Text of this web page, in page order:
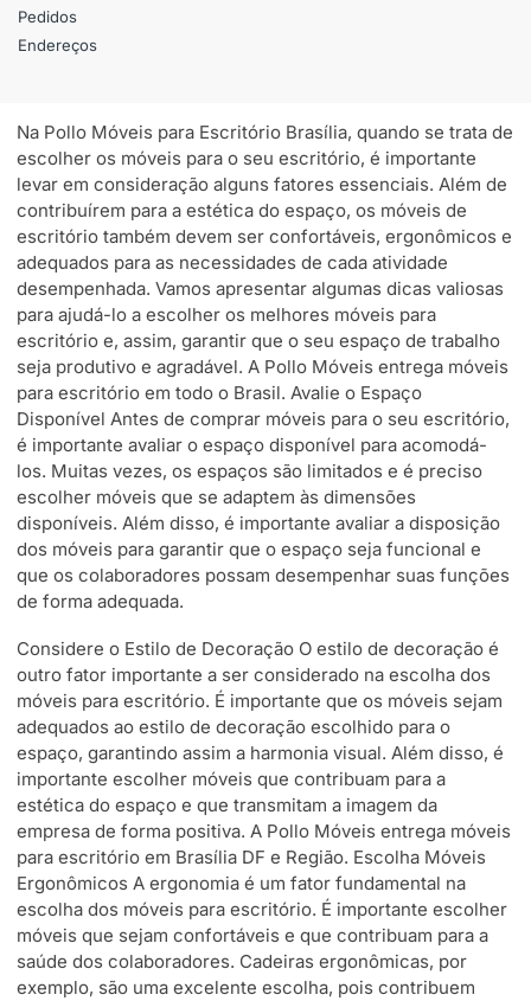
Pedidos
Endereços
Na Pollo Móveis para Escritório Brasília, quando se trata de
escolher os móveis para o seu escritório, é importante
levar em consideração alguns fatores essenciais. Além de
contribuírem para a estética do espaço, os móveis de
escritório também devem ser confortáveis, ergonômicos e
adequados para as necessidades de cada atividade
desempenhada. Vamos apresentar algumas dicas valiosas
para ajudá-lo a escolher os melhores móveis para
escritório e, assim, garantir que o seu espaço de trabalho
seja produtivo e agradável. A Pollo Móveis entrega móveis
para escritório em todo o Brasil. Avalie o Espaço
Disponível Antes de comprar móveis para o seu escritório,
é importante avaliar o espaço disponível para acomodá-
los. Muitas vezes, os espaços são limitados e é preciso
escolher móveis que se adaptem às dimensões
disponíveis. Além disso, é importante avaliar a disposição
dos móveis para garantir que o espaço seja funcional e
que os colaboradores possam desempenhar suas funções
de forma adequada.
Considere o Estilo de Decoração O estilo de decoração é
outro fator importante a ser considerado na escolha dos
móveis para escritório. É importante que os móveis sejam
adequados ao estilo de decoração escolhido para o
espaço, garantindo assim a harmonia visual. Além disso, é
importante escolher móveis que contribuam para a
estética do espaço e que transmitam a imagem da
empresa de forma positiva. A Pollo Móveis entrega móveis
para escritório em Brasília DF e Região. Escolha Móveis
Ergonômicos A ergonomia é um fator fundamental na
escolha dos móveis para escritório. É importante escolher
móveis que sejam confortáveis e que contribuam para a
saúde dos colaboradores. Cadeiras ergonômicas, por
exemplo, são uma excelente escolha, pois contribuem